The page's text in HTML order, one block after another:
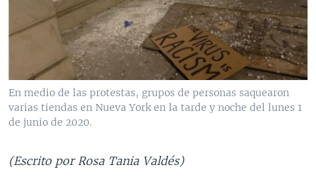
En medio de las protestas, grupos de personas saquearon
varias tiendas en Nueva York en la tarde y noche del lunes 1
de junio de 2020.
(Escrito por Rosa Tania Valdés)